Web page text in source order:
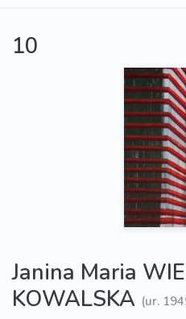
10
Janina Maria
KOWALSKA (ur.